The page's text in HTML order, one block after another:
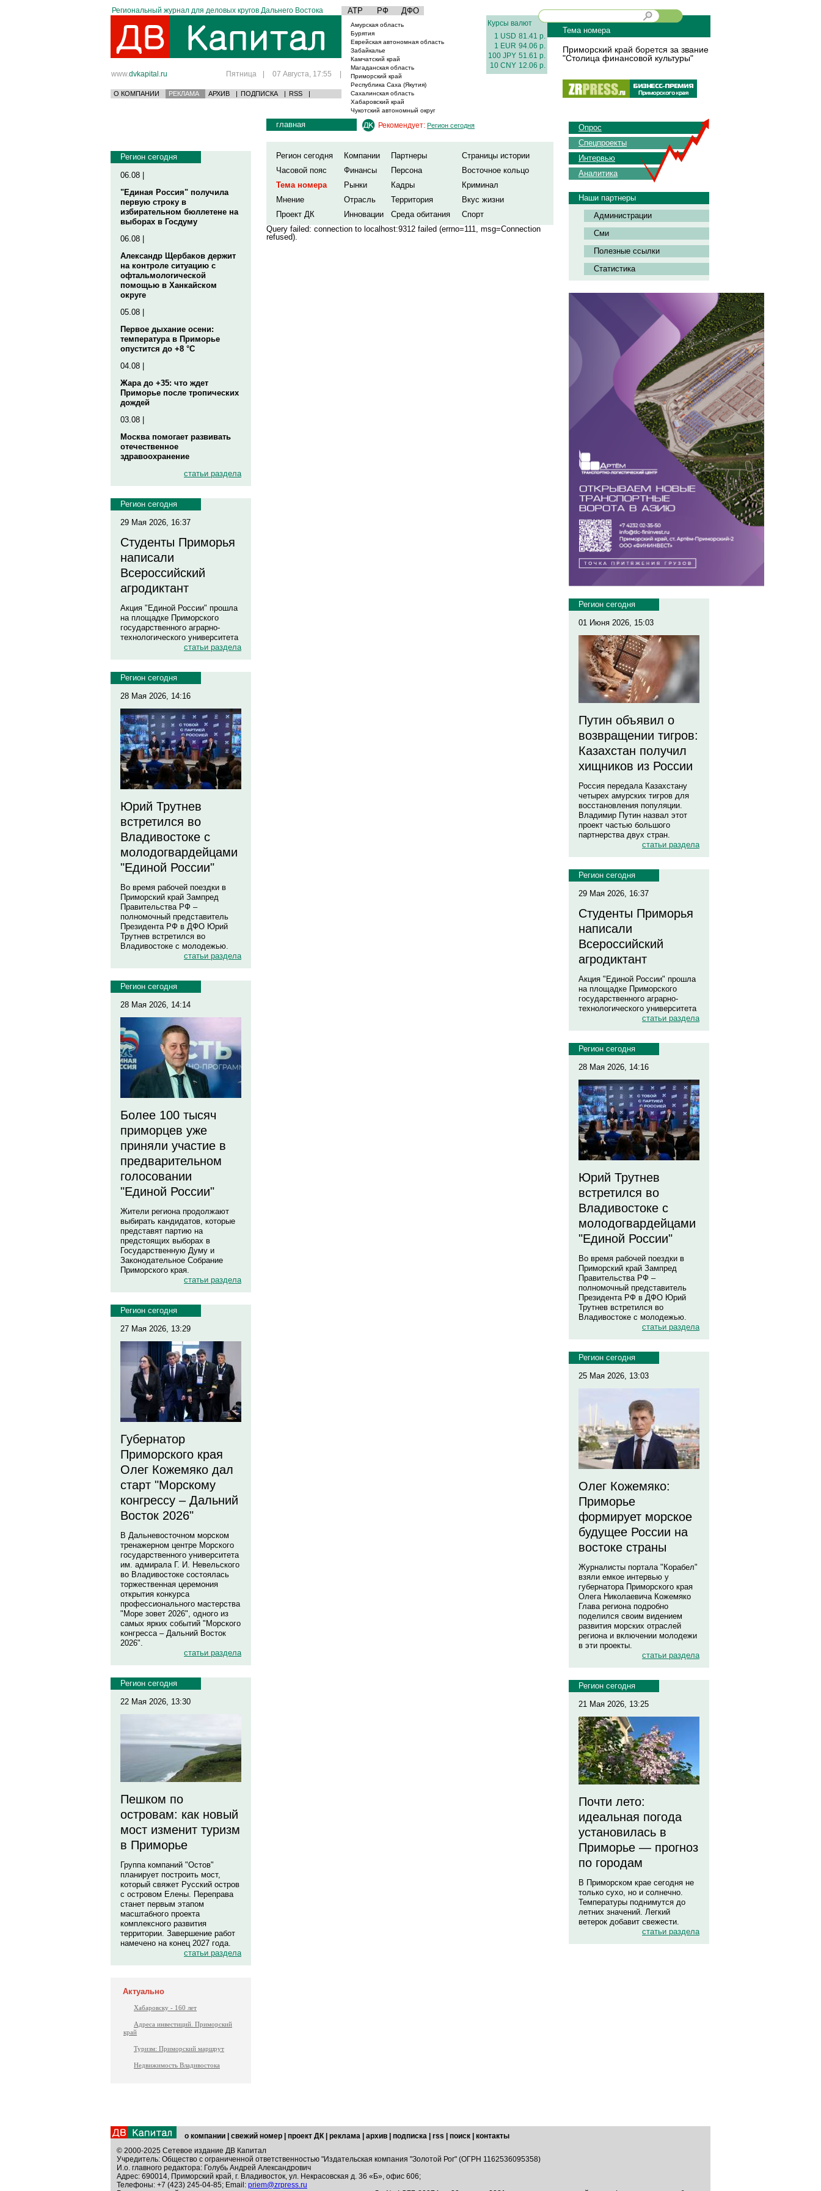
Региональный журнал для деловых кругов Дальнего Востока АТР РФ ДФО
www.dvkapital.ru Пятница | 07 Августа, 17:55 |
О КОМПАНИИ РЕКЛАМА АРХИВ | ПОДПИСКА | RSS |
Амурская область
Бурятия
Еврейская автономная область
Забайкалье
Камчатский край
Магаданская область
Приморский край
Республика Саха (Якутия)
Сахалинская область
Хабаровский край
Чукотский автономный округ
Курсы валют
1 USD 81.41 р.
1 EUR 94.06 р.
100 JPY 51.61 р.
10 CNY 12.06 р.
Тема номера
Приморский край борется за звание
"Столица финансовой культуры"
Регион сегодня
06.08 |
"Единая Россия" получила
первую строку в
избирательном бюллетене на
выборах в Госдуму
06.08 |
Александр Щербаков держит
на контроле ситуацию с
офтальмологической
помощью в Ханкайском
округе
05.08 |
Первое дыхание осени:
температура в Приморье
опустится до +8 °C
04.08 |
Жара до +35: что ждет
Приморье после тропических
дождей
03.08 |
Москва помогает развивать
отечественное
здравоохранение
статьи раздела
Регион сегодня
29 Мая 2026, 16:37
Студенты Приморья
написали
Всероссийский
агродиктант
Акция "Единой России" прошла
на площадке Приморского
государственного аграрно-
технологического университета
статьи раздела
Регион сегодня
28 Мая 2026, 14:16
Юрий Трутнев
встретился во
Владивостоке с
молодогвардейцами
"Единой России"
Во время рабочей поездки в
Приморский край Зампред
Правительства РФ –
полномочный представитель
Президента РФ в ДФО Юрий
Трутнев встретился во
Владивостоке с молодежью.
статьи раздела
Регион сегодня
28 Мая 2026, 14:14
Более 100 тысяч
приморцев уже
приняли участие в
предварительном
голосовании
"Единой России"
Жители региона продолжают
выбирать кандидатов, которые
представят партию на
предстоящих выборах в
Государственную Думу и
Законодательное Собрание
Приморского края.
статьи раздела
Регион сегодня
27 Мая 2026, 13:29
Губернатор
Приморского края
Олег Кожемяко дал
старт "Морскому
конгрессу – Дальний
Восток 2026"
В Дальневосточном морском
тренажерном центре Морского
государственного университета
им. адмирала Г. И. Невельского
во Владивостоке состоялась
торжественная церемония
открытия конкурса
профессионального мастерства
"Море зовет 2026", одного из
самых ярких событий "Морского
конгресса – Дальний Восток
2026".
статьи раздела
Регион сегодня
22 Мая 2026, 13:30
Пешком по
островам: как новый
мост изменит туризм
в Приморье
Группа компаний "Остов"
планирует построить мост,
который свяжет Русский остров
с островом Елены. Переправа
станет первым этапом
масштабного проекта
комплексного развития
территории. Завершение работ
намечено на конец 2027 года.
статьи раздела
Актуально
Хабаровску - 160 лет
Адреса инвестиций. Приморский
край
Туризм: Приморский маршрут
Недвижимость Владивостока
главная Рекомендует: Регион сегодня
Регион сегодня Компании Партнеры
Страницы истории
Часовой пояс
Финансы Персона
Восточное кольцо
Тема номера
Рынки Кадры
Криминал
Мнение
Отрасль Территория
Вкус жизни
Проект ДК
Инновации Среда обитания
Спорт
Query failed: connection to localhost:9312 failed (errno=111, msg=Connection
refused).
Опрос
Спецпроекты
Интервью
Аналитика
Наши партнеры
Администрации
Сми
Полезные ссылки
Статистика
Регион сегодня
01 Июня 2026, 15:03
Путин объявил о
возвращении тигров:
Казахстан получил
хищников из России
Россия передала Казахстану
четырех амурских тигров для
восстановления популяции.
Владимир Путин назвал этот
проект частью большого
партнерства двух стран.
статьи раздела
Регион сегодня
29 Мая 2026, 16:37
Студенты Приморья
написали
Всероссийский
агродиктант
Акция "Единой России" прошла
на площадке Приморского
государственного аграрно-
технологического университета
статьи раздела
Регион сегодня
28 Мая 2026, 14:16
Юрий Трутнев
встретился во
Владивостоке с
молодогвардейцами
"Единой России"
Во время рабочей поездки в
Приморский край Зампред
Правительства РФ –
полномочный представитель
Президента РФ в ДФО Юрий
Трутнев встретился во
Владивостоке с молодежью.
статьи раздела
Регион сегодня
25 Мая 2026, 13:03
Олег Кожемяко:
Приморье
формирует морское
будущее России на
востоке страны
Журналисты портала "Корабел"
взяли емкое интервью у
губернатора Приморского края
Олега Николаевича Кожемяко
Глава региона подробно
поделился своим видением
развития морских отраслей
региона и включении молодежи
в эти проекты.
статьи раздела
Регион сегодня
21 Мая 2026, 13:25
Почти лето:
идеальная погода
установилась в
Приморье — прогноз
по городам
В Приморском крае сегодня не
только сухо, но и солнечно.
Температуры поднимутся до
летних значений. Легкий
ветерок добавит свежести.
статьи раздела
о компании свежий номер проект ДК реклама архив подписка rss поиск
контакты
© 2000-2025 Сетевое издание ДВ Капитал
Учредитель: Общество с ограниченной ответственностью "Издательская компания "Золотой Рог" (ОГРН 1162536095358)
И.о. главного редактора: Голубь Андрей Александрович
Адрес: 690014, Приморский край, г. Владивосток, ул. Некрасовская д. 36 «Б», офис 606;
Телефоны: +7 (423) 245-04-85; Email: priem@zrpress.ru